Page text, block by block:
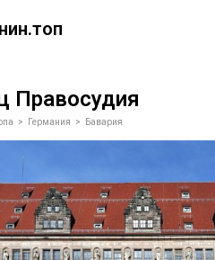
Правосудия
> Германия > Бавария